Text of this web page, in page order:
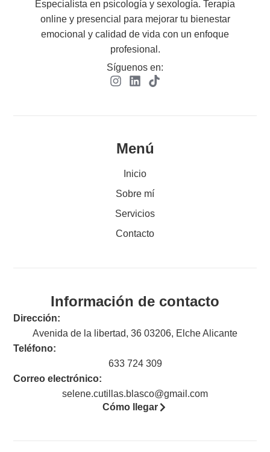
Especialista en psicología y sexología. Terapia
online y presencial para mejorar tu bienestar
emocional y calidad de vida con un enfoque
profesional.
Síguenos en:
Menú
Inicio
Sobre mí
Servicios
Contacto
Información de contacto
Dirección:
Avenida de la libertad, 36 03206, Elche Alicante
Teléfono:
633 724 309
Correo electrónico:
selene.cutillas.blasco@gmail.com
Cómo llegar